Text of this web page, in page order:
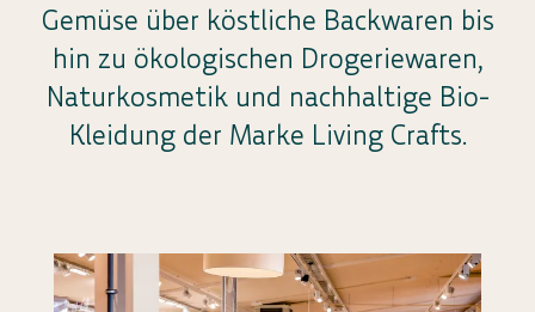
Gemüse über köstliche Backwaren bis
hin zu ökologischen Drogeriewaren,
Naturkosmetik und nachhaltige Bio-
Kleidung der Marke Living Crafts.